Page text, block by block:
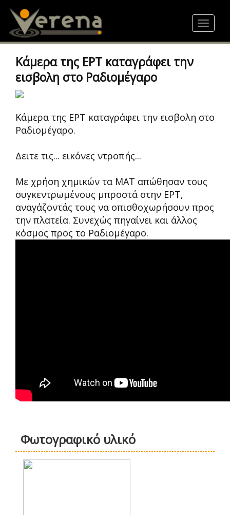
content
Toggle
Κάμερα της ΕΡΤ καταγράφει την
εισβολη στο Ραδιομέγαρο
Κάμερα της ΕΡΤ καταγράφει την εισβολη στο
Ραδιομέγαρο.
Δειτε τις... εικόνες ντροπής...
Με χρήση χημικών τα ΜΑΤ απώθησαν τους
συγκεντρωμένους μπροστά στην ΕΡΤ,
αναγάζοντάς τους να οπισθοχωρήσουν προς
την πλατεία. Συνεχώς πηγαίνει και άλλος
κόσμος προς το Ραδιομέγαρο.
Φωτογραφικό υλικό